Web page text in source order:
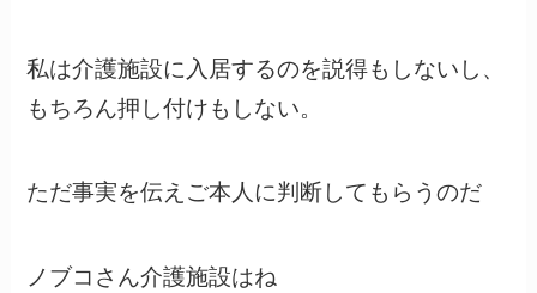
私は介護施設に入居するのを説得もしないし、
もちろん押し付けもしない。
ただ事実を伝えご本人に判断してもらうのだ
ノブコさん介護施設はね